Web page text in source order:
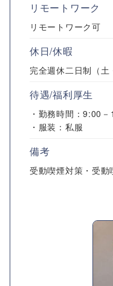
リモートワーク
リモートワーク可
休日/休暇
完全週休二日制（
待遇/福利厚生
・勤務時間：9:00
・服装：私服
備考
受動喫煙対策・受動